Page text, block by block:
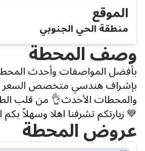
الموقع
منطقة الحي الجنوبي
وصف المحطة
بأفضل المواصفات وأحدث
بإشراف هندسي متخصص السعر
والمحطات الأحدث👌 من قلب
💙 زيارتكم تشرفنا اهلا وسهلاً
عروض المحطة